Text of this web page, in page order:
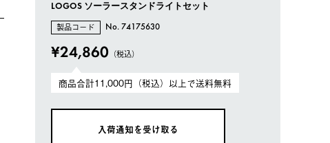
LOGOS ソーラースタンドライトセット
製品コード No. 74175630
¥24,860（税込）
商品合計11,000円（税込）以上で送料無料
入荷通知を受け取る